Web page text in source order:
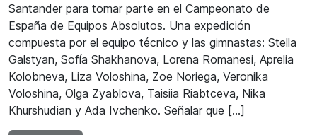
Santander para tomar parte en el Campeonato de
España de Equipos Absolutos. Una expedición
compuesta por el equipo técnico y las gimnastas: Stella
Galstyan, Sofía Shakhanova, Lorena Romanesi, Aprelia
Kolobneva, Liza Voloshina, Zoe Noriega, Veronika
Voloshina, Olga Zyablova, Taisiia Riabtceva, Nika
Khurshudian y Ada Ivchenko. Señalar que […]